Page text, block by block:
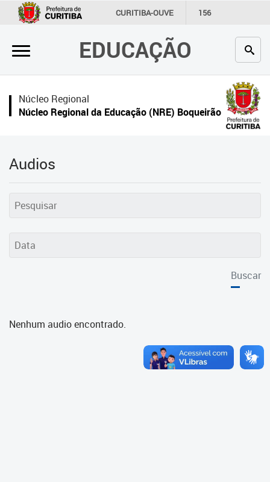
CURITIBA-OUVE 156
INFORMAÇÃO SECRETARIAS
EDUCAÇÃO
×
Inicial
Secretaria
Profissionais da educação
Comunidade
Contato
Links
Portal da Prefeitura de Curitiba
Portal ICS Instituto Curitiba de
Núcleo Regional
Núcleo Regional da Educação (NRE) Boqueirão
Audios
Buscar
Nenhum audio encontrado.